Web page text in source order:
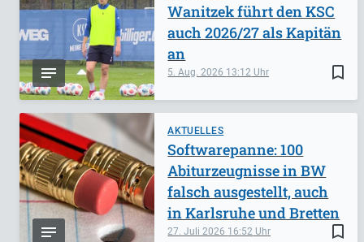
bookmark_border
5. Aug. 2026 13:12
Wanitzek führt den KSC
auch 2026/27 als Kapitän
an
AKTUELLES
bookmark_border
27. Juli 2026 16:52
Softwarepanne: 100
Abiturzeugnisse in BW
falsch ausgestellt, auch
in Karlsruhe und Bretten